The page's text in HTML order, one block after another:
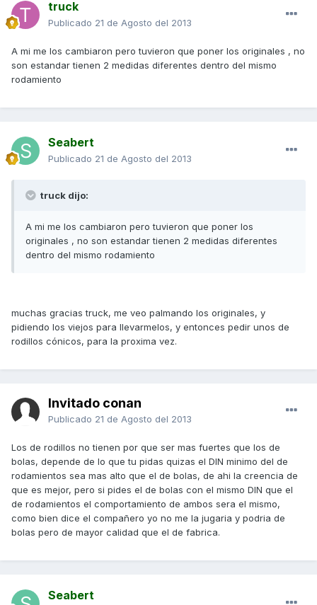
truck
Publicado 21 de Agosto del 2013
A mi me los cambiaron pero tuvieron que poner los originales , no
son estandar tienen 2 medidas diferentes dentro del mismo
rodamiento
Seabert
Publicado 21 de Agosto del 2013
truck dijo:
A mi me los cambiaron pero tuvieron que poner los
originales , no son estandar tienen 2 medidas diferentes
dentro del mismo rodamiento
muchas gracias truck, me veo palmando los originales, y
pidiendo los viejos para llevarmelos, y entonces pedir unos de
rodillos cónicos, para la proxima vez.
Invitado conan
Publicado 21 de Agosto del 2013
Los de rodillos no tienen por que ser mas fuertes que los de
bolas, depende de lo que tu pidas quizas el DIN minimo del de
rodamientos sea mas alto que el de bolas, de ahi la creencia de
que es mejor, pero si pides el de bolas con el mismo DIN que el
de rodamientos el comportamiento de ambos sera el mismo,
como bien dice el compañero yo no me la jugaria y podria de
bolas pero de mayor calidad que el de fabrica.
Seabert